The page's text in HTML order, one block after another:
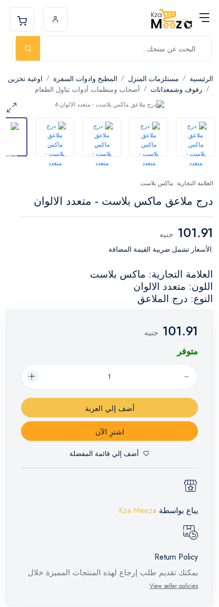
الرئيسية مستلزمات المنزل المطبخ وادوات السفرة
اوعية تخزين
رفوف وشمعدانات
أصحاب ومنظمات أدوات تناول الطعام
العلامة التجارية: ماكس بلاست
درج ملاعق ماكس بلاست - متعدد الالوان
101.91 جنيه
.الأسعار تشمل ضريبة القيمة المضافة
العلامة التجارية: ماكس بلاست
اللون: متعدد الالوان
النوع: درج الملاعق
101.91 جنيه
متوفر
أضف إلي العربة
اشترِ الآن
أضف إلي قائمة المفضلة
يباع بواسطة Kza Meeza
Return Policy
يمكنك تقديم طلب إرجاع لهذه المنتجات المميزة خلال
View seller policies